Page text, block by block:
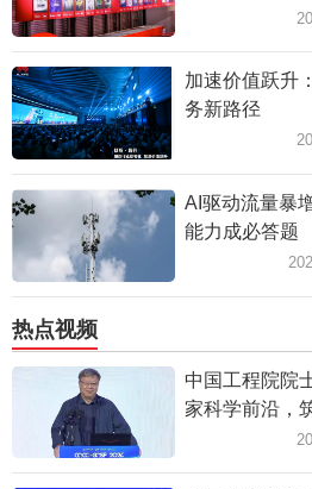
加速价值跃升
务新路径
AI驱动流量暴
能力成必答题
热点视频
中国工程院院
家科学前沿，